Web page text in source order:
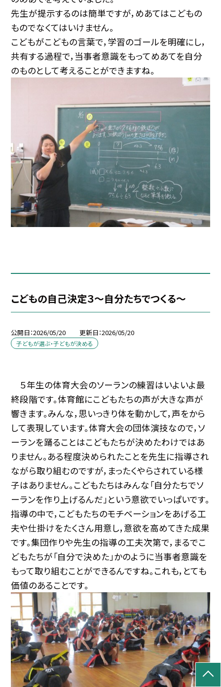
先生が提示するのは簡単ですが，めあてはこどもの
ものでなくてはいけません。
こどもがこどもの言葉で，学習のゴールを明確にし，
共有する過程で，当事者意識をもってめあてを自分
のものとして考えることができますね。
こどもの自己決定３～自分たちでつくる～
公開日 2026/05/20 更新日 2026/05/20
子どもが選ぶ・子どもが決める
５年生の体育大会のソーランの練習はいよいよ最
終段階です。体育館にこどもたちの声が大きな声が
響きます。みんな，思いっきり体を動かして，声をから
して表現しています。体育大会の団体演技なので，ソ
ーランを踊ることはこどもたちが決めたわけではあ
りません。ある程度決められたことを先生に指導され
ながら取り組むのですが，まったくやらされている様
子はありません。こどもたちはみんな「自分たちでソ
ーランを作り上げるんだ」という意欲でいっぱいです。
指導の中で，こどもたちのモチベーションをあげる工
夫や仕掛けをたくさん用意し，意欲を高めてきた成果
です。集団作りや先生の指導の工夫次第で，まるでこ
どもたちが「自分で決めた」かのように当事者意識を
もって取り組むことができるんですね。これも，とても
価値のあることです。